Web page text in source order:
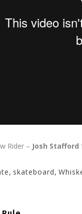
Rider – Josh Stafford
, skateboard,